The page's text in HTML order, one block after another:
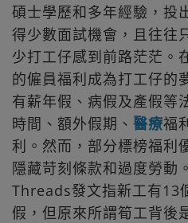
碩士學歷和多年經驗，投
得少數面試機會，且往往
少打工仔感到前路茫茫。
的僱員福利成為打工仔的
有薪年假、病假及產假等
時間、額外假期、 醫療福
利。然而，部分標榜福利
隱藏苛刻條款和過度勞動
Threads發文指新工有13
假，但原來所謂筍工背後